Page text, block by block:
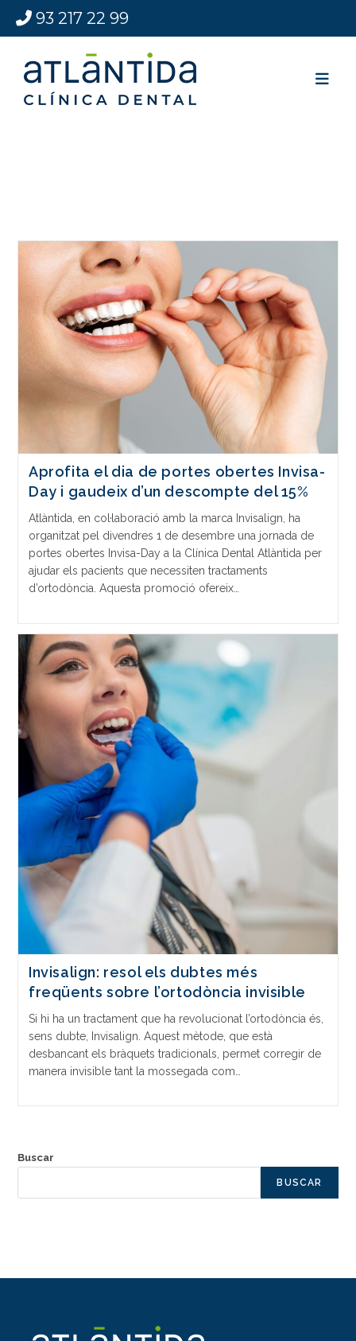
93 217 22 99
Aprofita el dia de portes obertes Invisa-
Day i gaudeix d’un descompte del 15%
Atlàntida, en col·laboració amb la marca Invisalign, ha
organitzat pel divendres 1 de desembre una jornada de
portes obertes Invisa-Day a la Clínica Dental Atlàntida per
ajudar els pacients que necessiten tractaments
d’ortodòncia. Aquesta promoció ofereix…
Invisalign: resol els dubtes més
freqüents sobre l’ortodòncia invisible
Si hi ha un tractament que ha revolucionat l’ortodòncia és,
sens dubte, Invisalign. Aquest mètode, que està
desbancant els bràquets tradicionals, permet corregir de
manera invisible tant la mossegada com…
Buscar
BUSCAR